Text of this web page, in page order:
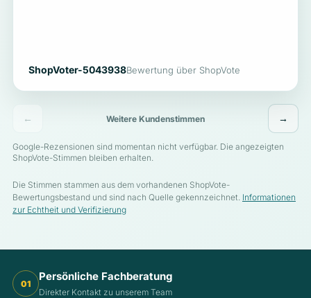
ShopVoter-5043938Bewertung über ShopVote
← Weitere Kundenstimmen →
Google-Rezensionen sind momentan nicht verfügbar. Die angezeigten
ShopVote-Stimmen bleiben erhalten.
Die Stimmen stammen aus dem vorhandenen ShopVote-
Bewertungsbestand und sind nach Quelle gekennzeichnet. Informationen
zur Echtheit und Verifizierung
01
Persönliche Fachberatung
Direkter Kontakt zu unserem Team